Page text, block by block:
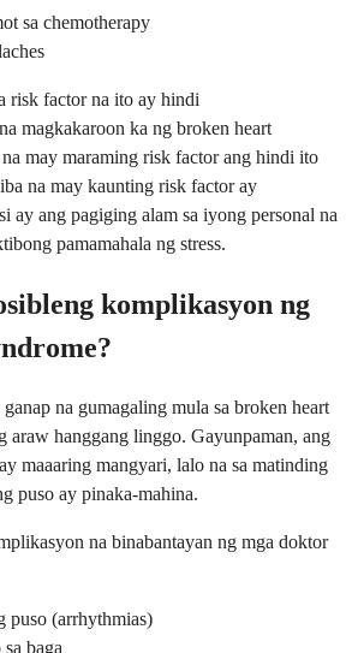
sa chemotherapy
risk factor na ito ay hindi
magkakaroon ka ng broken heart
may maraming risk factor ang hindi ito
na may kaunting risk factor ay
ay ang pagiging alam sa iyong personal na
pamamahala ng stress.
komplikasyon ng
na gumagaling mula sa broken heart
araw hanggang linggo. Gayunpaman, ang
maaaring mangyari, lalo na sa matinding
puso ay pinaka-mahina.
na binabantayan ng mga doktor
puso (arrhythmias)
baga